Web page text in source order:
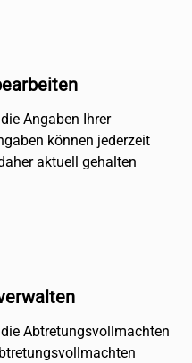
Angaben Ihrer
können jederzeit
aktuell gehalten
Abtretungsvollmachten